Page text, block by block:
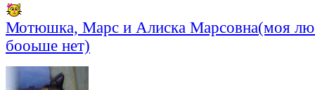
Мотюшка, Марс и Алиска Марсовна(моя
бооьше нет)